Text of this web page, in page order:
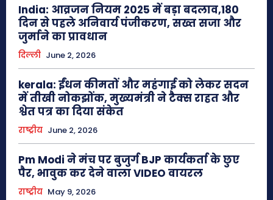
India: आव्रजन नियम 2025 में बड़ा बदलाव,180
दिन से पहले अनिवार्य पंजीकरण, सख्त सजा और
जुर्माने का प्रावधान
दिल्ली June 2, 2026
kerala: ईंधन कीमतों और महंगाई को लेकर सदन
में तीखी नोकझोंक, मुख्यमंत्री ने टैक्स राहत और
श्वेत पत्र का दिया संकेत
राष्ट्रीय June 2, 2026
Pm Modi ने मंच पर बुजुर्ग BJP कार्यकर्ता के छुए
पैर, भावुक कर देने वाला VIDEO वायरल
राष्ट्रीय May 9, 2026